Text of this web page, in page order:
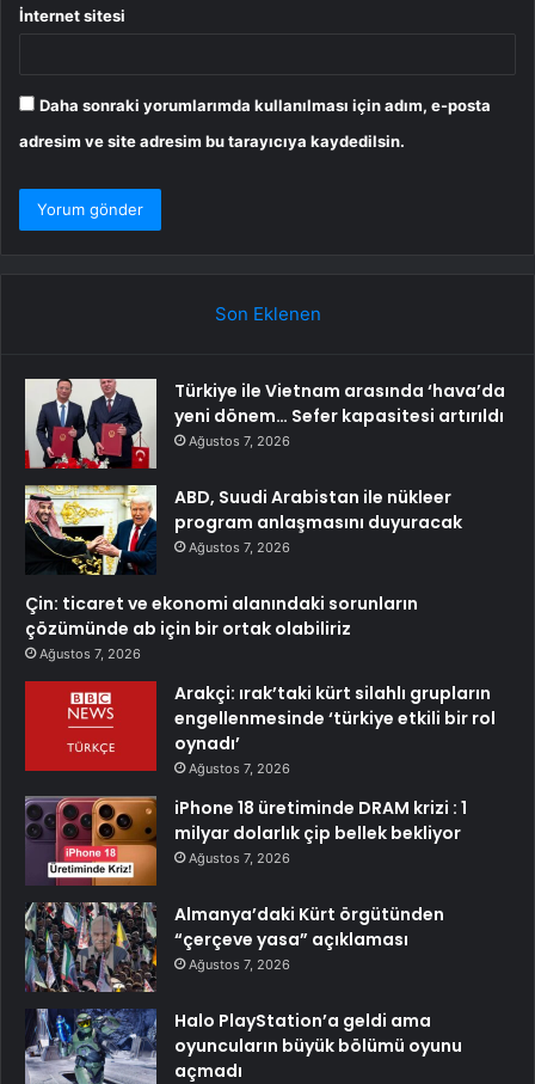
İnternet sitesi
Daha sonraki yorumlarımda kullanılması için adım, e-posta
adresim ve site adresim bu tarayıcıya kaydedilsin.
Son Eklenen
Türkiye ile Vietnam arasında ‘hava’da
yeni dönem… Sefer kapasitesi artırıldı
Ağustos 7, 2026
ABD, Suudi Arabistan ile nükleer
program anlaşmasını duyuracak
Ağustos 7, 2026
Çin: ticaret ve ekonomi alanındaki sorunların
çözümünde ab için bir ortak olabiliriz
Ağustos 7, 2026
Arakçi: ırak’taki kürt silahlı grupların
engellenmesinde ‘türkiye etkili bir rol
oynadı’
Ağustos 7, 2026
iPhone 18 üretiminde DRAM krizi : 1
milyar dolarlık çip bellek bekliyor
Ağustos 7, 2026
Almanya’daki Kürt örgütünden
“çerçeve yasa” açıklaması
Ağustos 7, 2026
Halo PlayStation’a geldi ama
oyuncuların büyük bölümü oyunu
açmadı